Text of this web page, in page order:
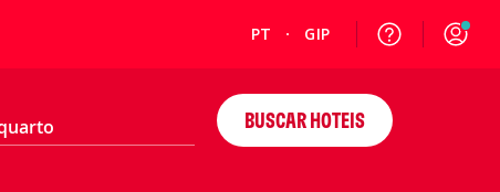
PT GIP
BUSCAR HOTEIS